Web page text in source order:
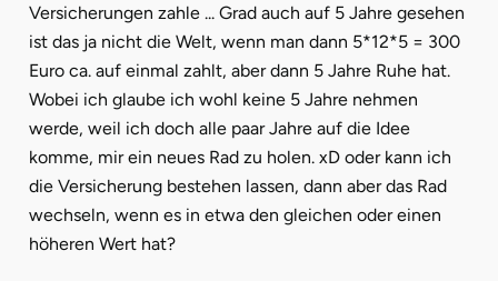
Versicherungen zahle ... Grad auch auf 5 Jahre gesehen
ist das ja nicht die Welt, wenn man dann 5*12*5 = 300
Euro ca. auf einmal zahlt, aber dann 5 Jahre Ruhe hat.
Wobei ich glaube ich wohl keine 5 Jahre nehmen
werde, weil ich doch alle paar Jahre auf die Idee
komme, mir ein neues Rad zu holen. xD oder kann ich
die Versicherung bestehen lassen, dann aber das Rad
wechseln, wenn es in etwa den gleichen oder einen
höheren Wert hat?